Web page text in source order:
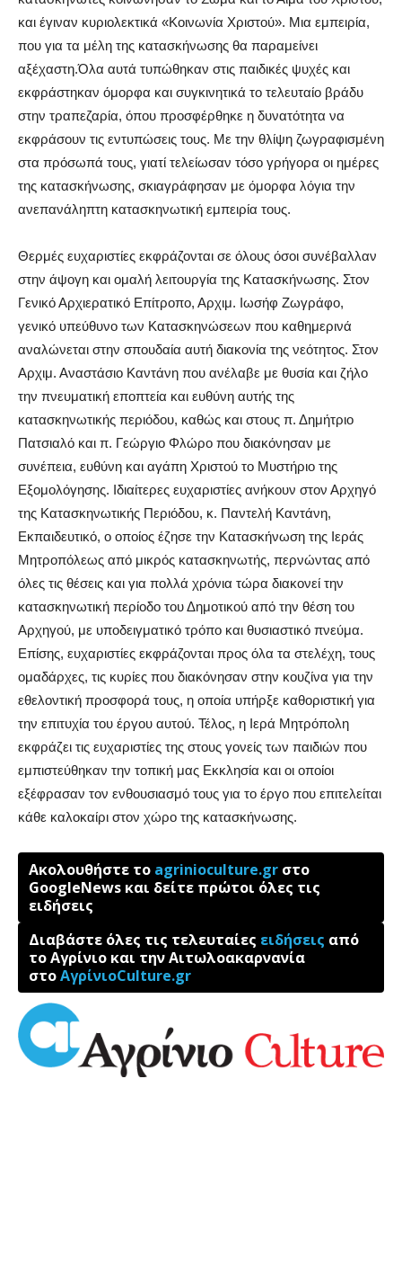
και έγιναν κυριολεκτικά «Κοινωνία Χριστού». Μια εμπειρία,
που για τα μέλη της κατασκήνωσης θα παραμείνει
αξέχαστη.Όλα αυτά τυπώθηκαν στις παιδικές ψυχές και
εκφράστηκαν όμορφα και συγκινητικά το τελευταίο βράδυ
στην τραπεζαρία, όπου προσφέρθηκε η δυνατότητα να
εκφράσουν τις εντυπώσεις τους. Με την θλίψη ζωγραφισμένη
στα πρόσωπά τους, γιατί τελείωσαν τόσο γρήγορα οι ημέρες
της κατασκήνωσης, σκιαγράφησαν με όμορφα λόγια την
ανεπανάληπτη κατασκηνωτική εμπειρία τους.
Θερμές ευχαριστίες εκφράζονται σε όλους όσοι συνέβαλλαν
στην άψογη και ομαλή λειτουργία της Κατασκήνωσης. Στον
Γενικό Αρχιερατικό Επίτροπο, Αρχιμ. Ιωσήφ Ζωγράφο,
γενικό υπεύθυνο των Κατασκηνώσεων που καθημερινά
αναλώνεται στην σπουδαία αυτή διακονία της νεότητος. Στον
Αρχιμ. Αναστάσιο Καντάνη που ανέλαβε με θυσία και ζήλο
την πνευματική εποπτεία και ευθύνη αυτής της
κατασκηνωτικής περιόδου, καθώς και στους π. Δημήτριο
Πατσιαλό και π. Γεώργιο Φλώρο που διακόνησαν με
συνέπεια, ευθύνη και αγάπη Χριστού το Μυστήριο της
Εξομολόγησης. Ιδιαίτερες ευχαριστίες ανήκουν στον Αρχηγό
της Κατασκηνωτικής Περιόδου, κ. Παντελή Καντάνη,
Εκπαιδευτικό, ο οποίος έζησε την Κατασκήνωση της Ιεράς
Μητροπόλεως από μικρός κατασκηνωτής, περνώντας από
όλες τις θέσεις και για πολλά χρόνια τώρα διακονεί την
κατασκηνωτική περίοδο του Δημοτικού από την θέση του
Αρχηγού, με υποδειγματικό τρόπο και θυσιαστικό πνεύμα.
Επίσης, ευχαριστίες εκφράζονται προς όλα τα στελέχη, τους
ομαδάρχες, τις κυρίες που διακόνησαν στην κουζίνα για την
εθελοντική προσφορά τους, η οποία υπήρξε καθοριστική για
την επιτυχία του έργου αυτού. Τέλος, η Ιερά Μητρόπολη
εκφράζει τις ευχαριστίες της στους γονείς των παιδιών που
εμπιστεύθηκαν την τοπική μας Εκκλησία και οι οποίοι
εξέφρασαν τον ενθουσιασμό τους για το έργο που επιτελείται
κάθε καλοκαίρι στον χώρο της κατασκήνωσης.
Ακολουθήστε το agrinioculture.gr στο
GoogleNews και δείτε πρώτοι όλες τις
ειδήσεις
Διαβάστε όλες τις τελευταίες ειδήσεις από
το Αγρίνιο και την Αιτωλοακαρνανία
στοΑγρίνιοCulture.gr